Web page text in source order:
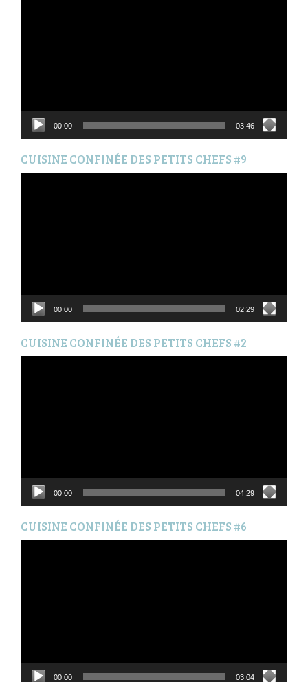
00:00 03:46
CUISINE CONFINÉE DES PETITS CHEFS #9
00:00 02:29
CUISINE CONFINÉE DES PETITS CHEFS #2
00:00 04:29
CUISINE CONFINÉE DES PETITS CHEFS #6
00:00 03:04